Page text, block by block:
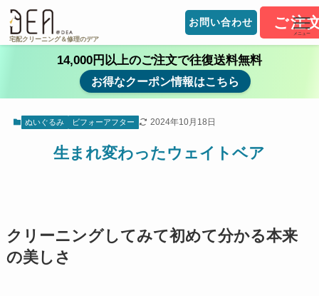
宅配クリーニング＆修理のデア
お問い合わせ ご注
メニュー
14,000円以上のご注文で往復送料無料
お得なクーポン情報はこちら
ぬいぐるみ ビフォーアフター 2024年10月18日
生まれ変わったウェイトベア
クリーニングしてみて初めて分かる本来
の美しさ